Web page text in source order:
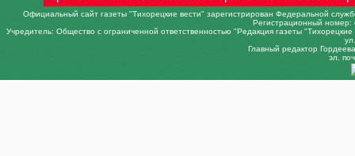
Официальный сайт газеты "Тихорецкие вести" зарегистрирован Федеральной
Регистрационный
Учредитель: Общество с ограниченной ответственностью "Редакция газеты
Главный редактор
эл.